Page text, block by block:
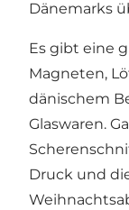
Dänemarks
Es gibt eine
Magneten,
dänischem
Glaswaren.
Druck und